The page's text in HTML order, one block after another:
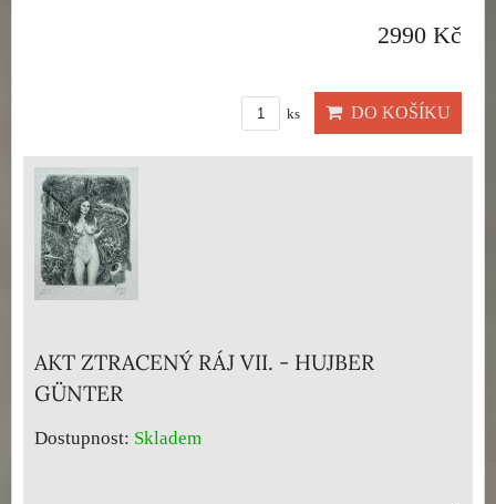
2990 Kč
ks DO KOŠÍKU
AKT ZTRACENÝ RÁJ VII. - HUJBER
GÜNTER
Dostupnost: Skladem